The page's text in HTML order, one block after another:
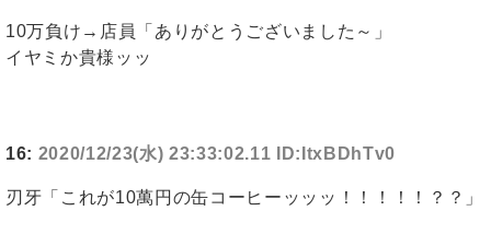
10万負け→店員「ありがとうございました～」
イヤミか貴様ッッ
16: 2020/12/23(水) 23:33:02.11 ID:ItxBDhTv0
刃牙「これが10萬円の缶コーヒーッッッ！！！！！？？」